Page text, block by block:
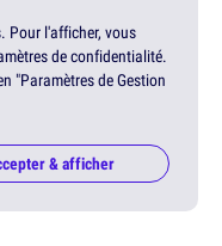
Pour l'afficher, vous
de confidentialité.
"Paramètres de Gestion
& afficher